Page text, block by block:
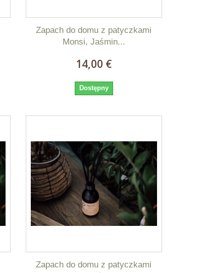
Zapach do domu z patyczkami
Monsi, Jaśmin...
14,00 €
Dostępny
Zapach do domu z patyczkami